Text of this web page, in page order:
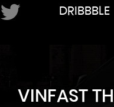
DRIBBBLE
VINFAST